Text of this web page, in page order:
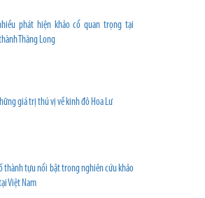
nhiều phát hiện khảo cổ quan trọng tại
Thăng Long
giá trị thú vị về kinh đô Hoa Lư
thành tựu nổi bật trong nghiên cứu khảo
Việt Nam